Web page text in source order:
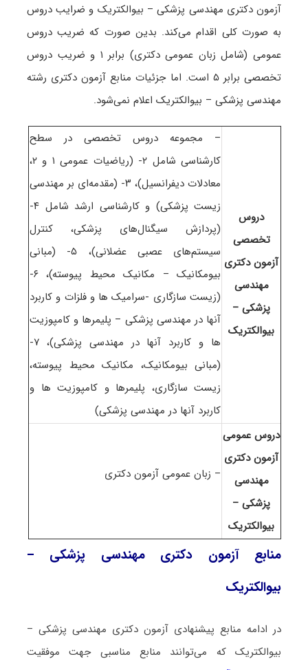
آزمون دکتری مهندسی پزشکی – بیوالکتریک و ضرایب دروس
به صورت کلی اقدام می‌کند. بدین صورت که ضریب دروس
عمومی (شامل زبان عمومی دکتری) برابر ۱ و ضریب دروس
تخصصی برابر ۵ است
. اما جزئیات منابع آزمون دکتری رشته
مهندسی پزشکی – بیوالکتریک اعلام نمی‌شود.
دروس
تخصصی
آزمون دکتری
مهندسی
پزشکی –
بیوالکتریک
– مجموعه دروس تخصصی در سطح
کارشناسی شامل ۲- (ریاضیات عمومی ۱ و ۲،
معادلات دیفرانسیل)، ۳- (مقدمه‌ای بر مهندسی
زیست پزشکی) و کارشناسی ارشد شامل ۴-
(پردازش سیگنال‌های پزشکی، کنترل
سیستم‌های عصبی عضلانی)، ۵- (مبانی
بیومکانیک – مکانیک محیط پیوسته)، ۶-
(زیست سازگاری -سرامیک ها و فلزات و کاربرد
آنها در مهندسی پزشکی – پلیمرها و کامپوزیت
ها و کاربرد آنها در مهندسی پزشکی)، ۷-
(مبانی بیومکانیک، مکانیک محیط پیوسته،
زیست سازگاری، پلیمرها و کامپوزیت ها و
کاربرد آنها در مهندسی پزشکی)
دروس عمومی
آزمون دکتری
مهندسی
پزشکی –
بیوالکتریک
– زبان عمومی آزمون دکتری
منابع آزمون دکتری مهندسی پزشکی –
بیوالکتریک
در ادامه منابع پیشنهادی آزمون دکتری مهندسی پزشکی –
بیوالکتریک که می‌توانند منابع مناسبی جهت موفقیت